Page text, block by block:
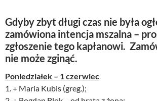
Gdyby zbyt długi czas nie była
zamówiona intencja mszalna –
zgłoszenie tego kapłanowi.
nie może zginąć.
Poniedziałek – 1 czerwiec
1. + Maria Kubis (greg.);